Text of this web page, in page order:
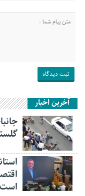
آخرین اخبار
گلستان ۱۷
است